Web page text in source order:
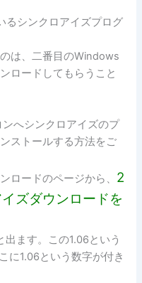
るシンクロアイズプログ
は、二番目のWindows
ロードしてもらうこと
へシンクロアイズのプ
ストールする方法をご
ロードのページから、 2
ズダウンロードを
ます。この1.06という
に1.06という数字が付き